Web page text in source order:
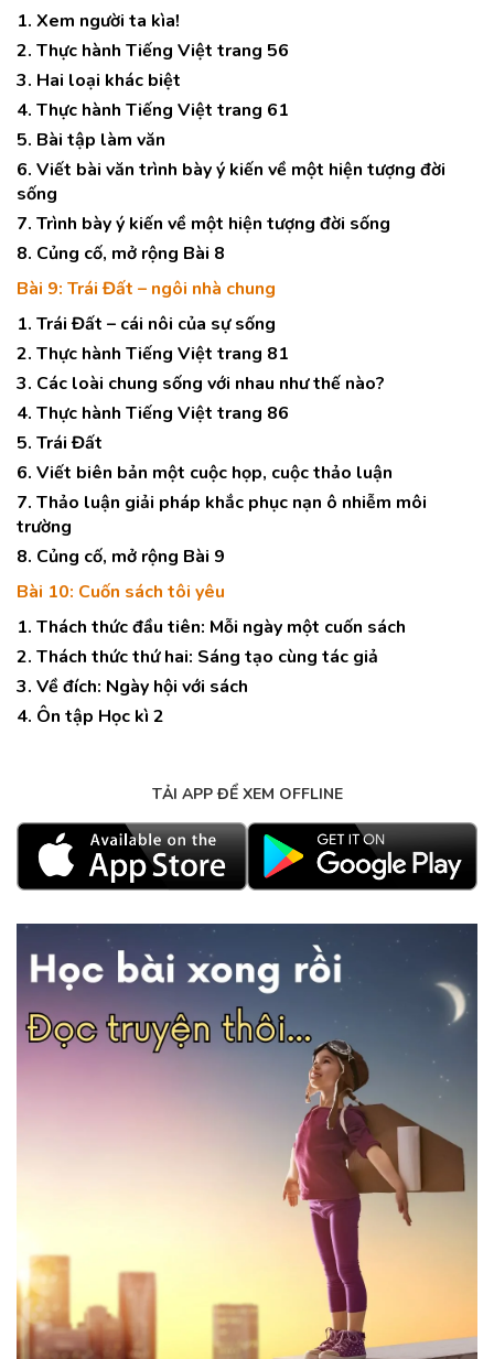
1. Xem người ta kìa!
2. Thực hành Tiếng Việt trang 56
3. Hai loại khác biệt
4. Thực hành Tiếng Việt trang 61
5. Bài tập làm văn
6. Viết bài văn trình bày ý kiến về một hiện tượng đời
sống
7. Trình bày ý kiến về một hiện tượng đời sống
8. Củng cố, mở rộng Bài 8
Bài 9: Trái Đất – ngôi nhà chung
1. Trái Đất – cái nôi của sự sống
2. Thực hành Tiếng Việt trang 81
3. Các loài chung sống với nhau như thế nào?
4. Thực hành Tiếng Việt trang 86
5. Trái Đất
6. Viết biên bản một cuộc họp, cuộc thảo luận
7. Thảo luận giải pháp khắc phục nạn ô nhiễm môi
trường
8. Củng cố, mở rộng Bài 9
Bài 10: Cuốn sách tôi yêu
1. Thách thức đầu tiên: Mỗi ngày một cuốn sách
2. Thách thức thứ hai: Sáng tạo cùng tác giả
3. Về đích: Ngày hội với sách
4. Ôn tập Học kì 2
TẢI APP ĐỂ XEM OFFLINE